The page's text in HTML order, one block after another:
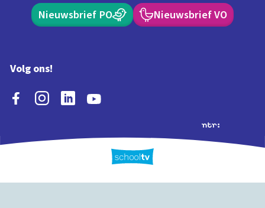
Nieuwsbrief PO Nieuwsbrief VO
Volg ons!